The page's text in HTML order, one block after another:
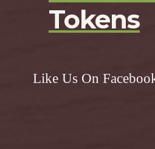
Tokens
Like Us On